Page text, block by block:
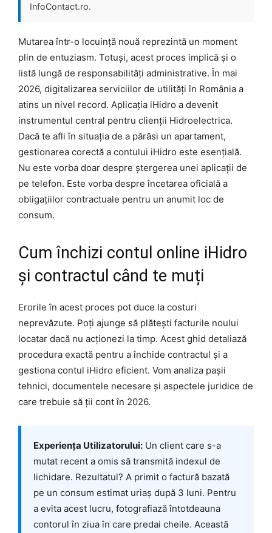
InfoContact.ro.
Mutarea într-o locuință nouă reprezintă un moment
plin de entuziasm. Totuși, acest proces implică și o
listă lungă de responsabilități administrative. În mai
2026, digitalizarea serviciilor de utilități în România a
atins un nivel record. Aplicația iHidro a devenit
instrumentul central pentru clienții Hidroelectrica.
Dacă te afli în situația de a părăsi un apartament,
gestionarea corectă a contului iHidro este esențială.
Nu este vorba doar despre ștergerea unei aplicații de
pe telefon. Este vorba despre încetarea oficială a
obligațiilor contractuale pentru un anumit loc de
consum.
Cum închizi contul online iHidro
și contractul când te muți
Erorile în acest proces pot duce la costuri
neprevăzute. Poți ajunge să plătești facturile noului
locatar dacă nu acționezi la timp. Acest ghid detaliază
procedura exactă pentru a închide contractul și a
gestiona contul iHidro eficient. Vom analiza pașii
tehnici, documentele necesare și aspectele juridice de
care trebuie să ții cont în 2026.
Experiența Utilizatorului: Un client care s-a
mutat recent a omis să transmită indexul de
lichidare. Rezultatul? A primit o factură bazată
pe un consum estimat uriaș după 3 luni. Pentru
a evita acest lucru, fotografiază întotdeauna
contorul în ziua în care predai cheile. Această